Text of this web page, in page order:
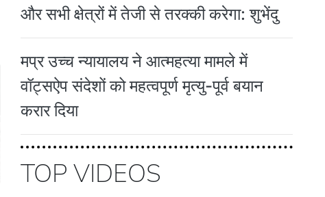
और सभी क्षेत्रों में तेजी से तरक्की करेगा: शुभेंदु
मप्र उच्च न्यायालय ने आत्महत्या मामले में
वॉट्सऐप संदेशों को महत्वपूर्ण मृत्यु-पूर्व बयान
करार दिया
TOP VIDEOS